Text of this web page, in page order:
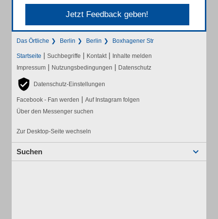
Jetzt Feedback geben!
Das Örtliche Berlin Berlin Boxhagener Str
Startseite | Suchbegriffe | Kontakt | Inhalte melden
Impressum | Nutzungsbedingungen | Datenschutz
Datenschutz-Einstellungen
Facebook - Fan werden | Auf Instagram folgen
Über den Messenger suchen
Zur Desktop-Seite wechseln
Suchen